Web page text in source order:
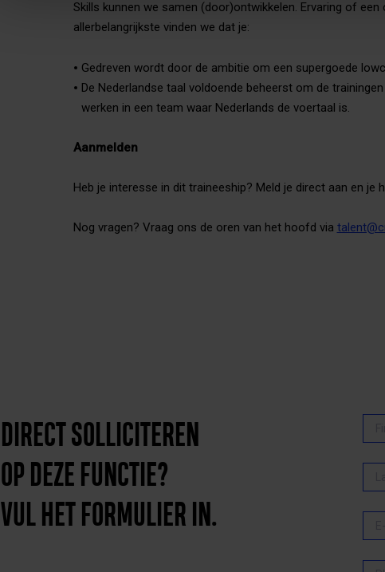
Skills kunnen we samen (door)ontwikkelen. Ervaring of
allerbelangrijkste vinden we dat je:
Gedreven wordt door de ambitie om een supergoede
De Nederlandse taal voldoende beheerst om de
werken in een team waar Nederlands de voertaal is.
Aanmelden
Heb je interesse in dit traineeship? Meld je direct aan en je
Nog vragen? Vraag ons de oren van het hoofd via
DIRECT SOLLICITEREN
OP DEZE FUNCTIE?
VUL HET FORMULIER IN.